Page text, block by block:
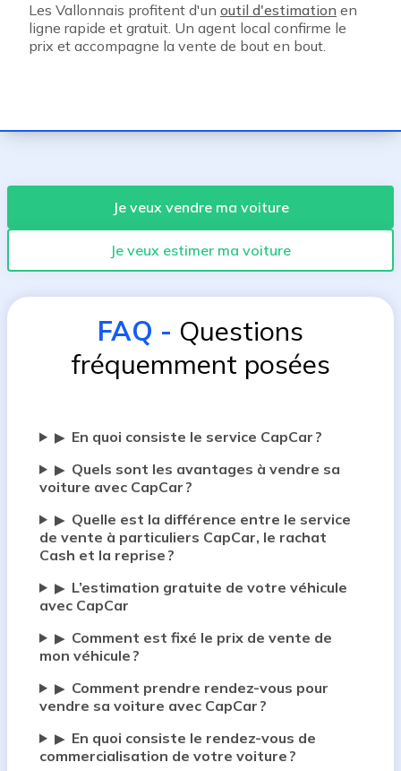
Les Vallonnais profitent d'un outil d'estimation en
ligne rapide et gratuit. Un agent local confirme le
prix et accompagne la vente de bout en bout.
Je veux vendre ma voiture
Je veux estimer ma voiture
FAQ - Questions
fréquemment posées
▶ En quoi consiste le service CapCar ?
▶ Quels sont les avantages à vendre sa
voiture avec CapCar ?
▶ Quelle est la différence entre le service
de vente à particuliers CapCar, le rachat
Cash et la reprise ?
▶ L’estimation gratuite de votre véhicule
avec CapCar
▶ Comment est fixé le prix de vente de
mon véhicule ?
▶ Comment prendre rendez-vous pour
vendre sa voiture avec CapCar ?
▶ En quoi consiste le rendez-vous de
commercialisation de votre voiture ?